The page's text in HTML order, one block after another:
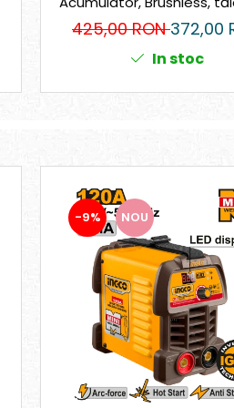
mm
425,00 RON372,00
In stoc
-9% NOU